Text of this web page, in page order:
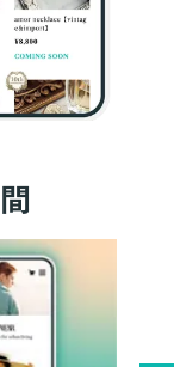
由